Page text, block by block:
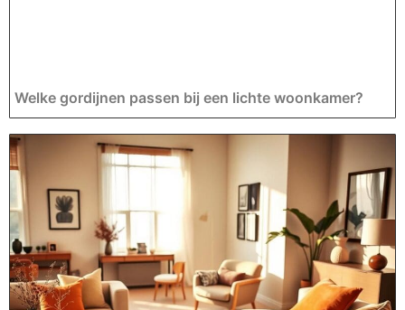
Welke gordijnen passen bij een lichte woonkamer?